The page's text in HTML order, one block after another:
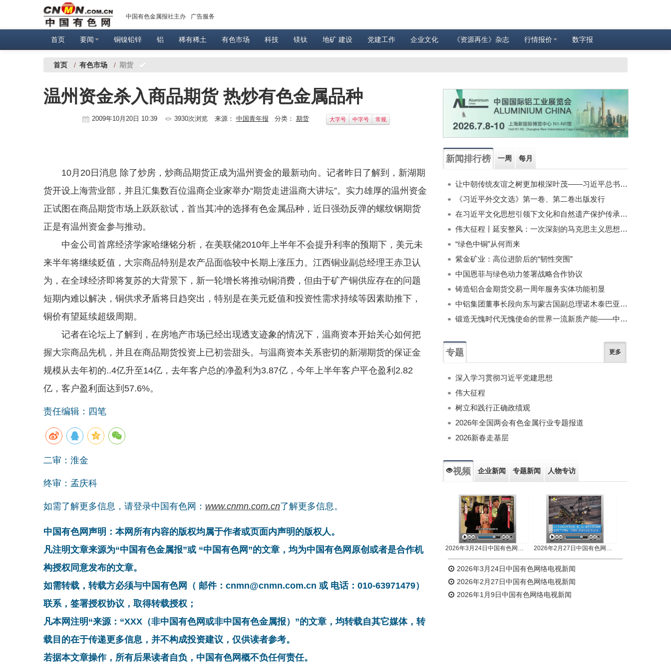
中国有色金属报社主办 广告服务
首页 要闻 铜镍铅锌 铝 稀有稀土 有色市场 科技 镁钛 地矿 建设 党建工作 企业文化 《资源再生》杂志 行情报价 数字报
首页 / 有色市场 / 期货
温州资金杀入商品期货 热炒有色金属品种
2009年10月20日 10:39 3930次浏览 来源： 中国青年报 分类： 期货 大字号 中字号 常规
10月20日消息 除了炒房，炒商品期货正成为温州资金的最新动向。记者昨日了解到，新湖期
货开设上海营业部，并且汇集数百位温商企业家举办“期货走进温商大讲坛”。实力雄厚的温州资金
正试图在商品期货市场上跃跃欲试，首当其冲的选择有色金属品种，近日强劲反弹的螺纹钢期货
正是有温州资金参与推动。
中金公司首席经济学家哈继铭分析，在美联储2010年上半年不会提升利率的预期下，美元未
来半年将继续贬值，大宗商品特别是农产品面临较中长期上涨压力。江西铜业副总经理王赤卫认
为，在全球经济即将复苏的大背景下，新一轮增长将推动铜消费，但由于矿产铜供应存在的问题
短期内难以解决，铜供求矛盾将日趋突出，特别是在美元贬值和投资性需求持续等因素助推下，
铜价有望延续超级周期。
记者在论坛上了解到，在房地产市场已经出现透支迹象的情况下，温商资本开始关心如何把
握大宗商品先机，并且在商品期货投资上已初尝甜头。与温商资本关系密切的新湖期货的保证金
规模从去年初的..4亿升至14亿，去年客户总的净盈利为3.87亿，今年上半年客户平仓盈利2.82
亿，客户盈利面达到57.6%。
责任编辑：四笔
二审：淮金
终审：孟庆科
如需了解更多信息，请登录中国有色网： www.cnmn.com.cn了解更多信息。
中国有色网声明：本网所有内容的版权均属于作者或页面内声明的版权人。
凡注明文章来源为“中国有色金属报”或 “中国有色网”的文章，均为中国有色网原创或者是合作机
构授权同意发布的文章。
如需转载，转载方必须与中国有色网（ 邮件：cnmn@cnmn.com.cn 或 电话：010-63971479）
联系，签署授权协议，取得转载授权；
凡本网注明“来源：“XXX（非中国有色网或非中国有色金属报）”的文章，均转载自其它媒体，转
载目的在于传递更多信息，并不构成投资建议，仅供读者参考。
若据本文章操作，所有后果读者自负，中国有色网概不负任何责任。
新闻排行榜 一周 每月
让中朝传统友谊之树更加根深叶茂——习近平总书记对朝鲜进行国事访问纪实
《习近平外交文选》第一卷、第二卷出版发行
在习近平文化思想引领下文化和自然遗产保护传承利用工作开创新局面
伟大征程丨延安整风：一次深刻的马克思主义思想教育运动
“绿色中铜”从何而来
紫金矿业：高位进阶后的“韧性突围”
中国恩菲与绿色动力签署战略合作协议
铸造铝合金期货交易一周年服务实体功能初显
中铝集团董事长段向东与蒙古国副总理诺木泰巴亚尔举行会谈
锻造无愧时代无愧使命的世界一流新质产能——中国有色金属工业的战略应对与破局之道（二）
专题 更多
深入学习贯彻习近平党建思想
伟大征程
树立和践行正确政绩观
2026年全国两会有色金属行业专题报道
2026新春走基层
视频 企业新闻 专题新闻 人物专访
2026年3月24日中国有色网络电视新闻 2026年2月27日中国有色网络电视新闻
2026年3月24日中国有色网络电视新闻
2026年2月27日中国有色网络电视新闻
2026年1月9日中国有色网络电视新闻